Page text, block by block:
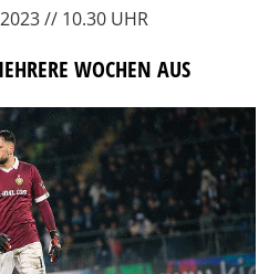
// 10.30 UHR
WOCHEN AUS